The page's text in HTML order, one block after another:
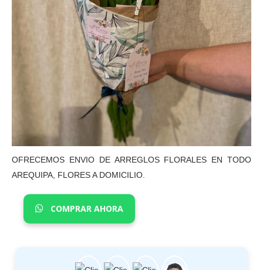
OFRECEMOS ENVIO DE ARREGLOS FLORALES EN TODO
AREQUIPA, FLORES A DOMICILIO.
COMPRAR AHORA